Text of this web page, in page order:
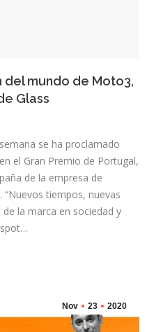
mundo de Moto3,
Glass
se ha proclamado
el Gran Premio de Portugal,
de la empresa de
tiempos, nuevas
la marca en sociedad y
Nov 23 2020